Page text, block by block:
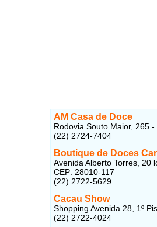
AM Casa de Doce
Rodovia Souto Maior, 265
(22) 2724-7404
Boutique de Doces
Avenida Alberto Torres, 20
CEP: 28010-117
(22) 2722-5629
Cacau Show
Shopping Avenida 28, 1º
(22) 2722-4024